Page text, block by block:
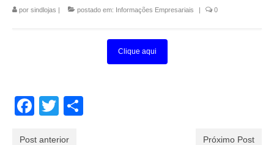
por sindlojas | postado em: Informações Empresariais | 0
Clique aqui
Facebook
Twitter
Post anterior Próximo Post